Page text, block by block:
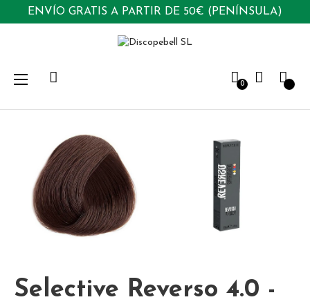
ENVÍO GRATIS A PARTIR DE 50€ (PENÍNSULA)
0
Navegación
palanca
☰
Selective Reverso 4.0 -